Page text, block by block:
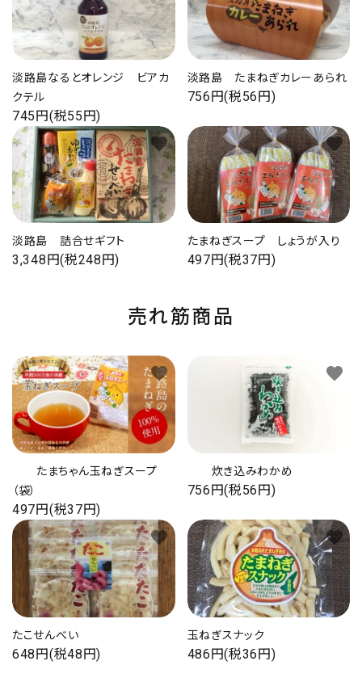
淡路島なるとオレンジ ビアカ
クテル
745円(税55円)
淡路島 たまねぎカレーあられ
756円(税56円)
淡路島 詰合せギフト
3,348円(税248円)
favorite
たまねぎスープ しょうが入り
497円(税37円)
favorite
売れ筋商品
たまちゃん玉ねぎスープ
（袋）
497円(税37円)
favorite
炊き込みわかめ
756円(税56円)
favorite
たこせんべい
648円(税48円)
favorite
玉ねぎスナック
486円(税36円)
favorite